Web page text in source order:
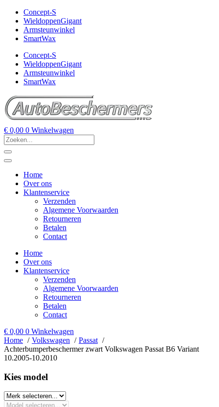
Concept-S
WieldoppenGigant
Armsteunwinkel
SmartWax
Concept-S
WieldoppenGigant
Armsteunwinkel
SmartWax
€ 0,00 0 Winkelwagen
Home
Over ons
Klantenservice
Verzenden
Algemene Voorwaarden
Retourneren
Betalen
Contact
Home
Over ons
Klantenservice
Verzenden
Algemene Voorwaarden
Retourneren
Betalen
Contact
€ 0,00 0 Winkelwagen
Home
Volkswagen
Passat
Achterbumperbeschermer zwart Volkswagen Passat B6 Variant
10.2005-10.2010
Kies model​